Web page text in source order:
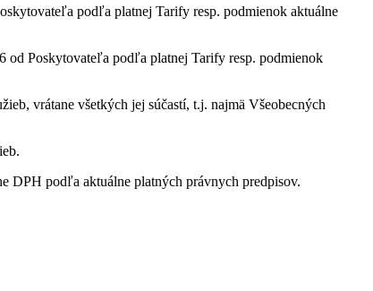
podľa platnej Tarify resp. podmienok aktuálne
od Poskytovateľa podľa platnej Tarify resp. podmienok
vrátane všetkých jej súčastí, t.j. najmä Všeobecných
DPH podľa aktuálne platných právnych predpisov.